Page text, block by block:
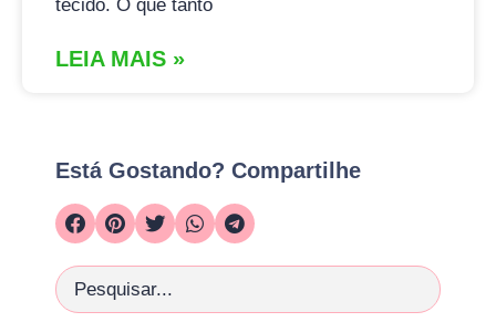
tecido. O que tanto
LEIA MAIS »
Está Gostando? Compartilhe